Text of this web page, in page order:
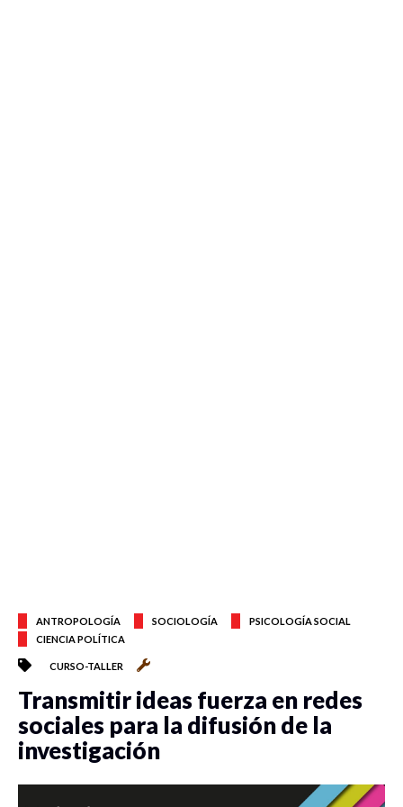
ANTROPOLOGÍA SOCIOLOGÍA
PSICOLOGÍA SOCIAL
CIENCIA POLÍTICA
CURSO-TALLER
Transmitir ideas fuerza en redes
sociales para la difusión de la
investigación